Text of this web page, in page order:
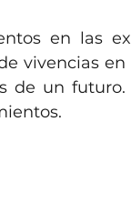
en las
vivencias en
de un